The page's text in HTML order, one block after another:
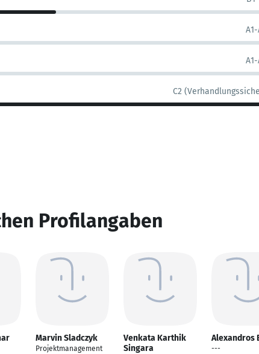
C2
Profilangaben
Marvin Sladczyk
Projektmanagement
Venkata Karthik
Singara
Alexandros
---